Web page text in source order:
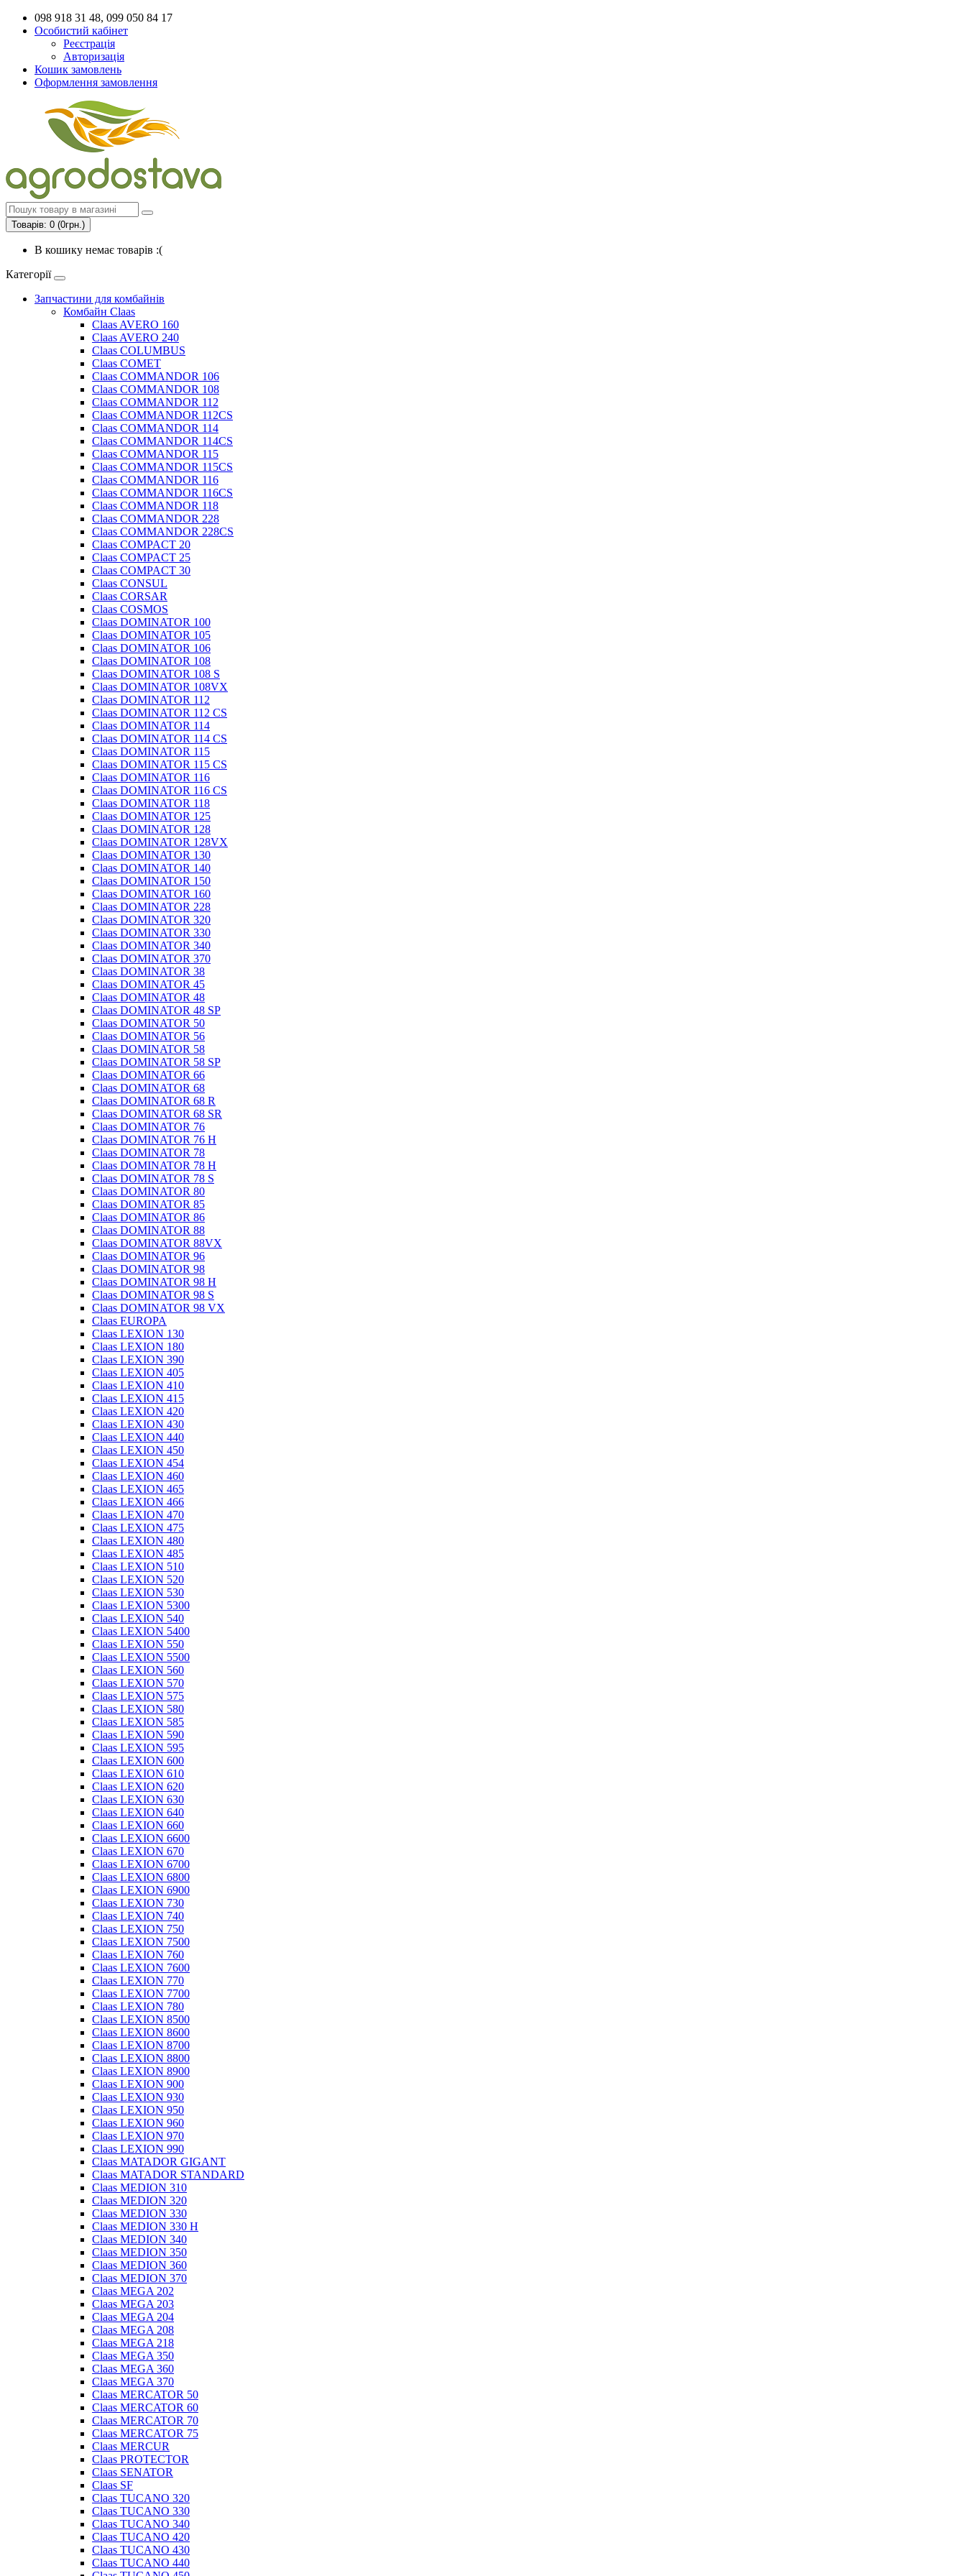
098 918 31 48, 099 050 84 17
Особистий кабінет
Реєстрація
Авторизація
Кошик замовлень
Оформлення замовлення
Товарів: 0 (0грн.)
В кошику немає товарів :(
Категорії
Запчастини для комбайнів
Комбайн Claas
Claas AVERO 160
Claas AVERO 240
Claas COLUMBUS
Claas COMET
Claas COMMANDOR 106
Claas COMMANDOR 108
Claas COMMANDOR 112
Claas COMMANDOR 112CS
Claas COMMANDOR 114
Claas COMMANDOR 114CS
Claas COMMANDOR 115
Claas COMMANDOR 115CS
Claas COMMANDOR 116
Claas COMMANDOR 116CS
Claas COMMANDOR 118
Claas COMMANDOR 228
Claas COMMANDOR 228CS
Claas COMPACT 20
Claas COMPACT 25
Claas COMPACT 30
Claas CONSUL
Claas CORSAR
Claas COSMOS
Claas DOMINATOR 100
Claas DOMINATOR 105
Claas DOMINATOR 106
Claas DOMINATOR 108
Claas DOMINATOR 108 S
Claas DOMINATOR 108VX
Claas DOMINATOR 112
Claas DOMINATOR 112 CS
Claas DOMINATOR 114
Claas DOMINATOR 114 CS
Claas DOMINATOR 115
Claas DOMINATOR 115 CS
Claas DOMINATOR 116
Claas DOMINATOR 116 CS
Claas DOMINATOR 118
Claas DOMINATOR 125
Claas DOMINATOR 128
Claas DOMINATOR 128VX
Claas DOMINATOR 130
Claas DOMINATOR 140
Claas DOMINATOR 150
Claas DOMINATOR 160
Claas DOMINATOR 228
Claas DOMINATOR 320
Claas DOMINATOR 330
Claas DOMINATOR 340
Claas DOMINATOR 370
Claas DOMINATOR 38
Claas DOMINATOR 45
Claas DOMINATOR 48
Claas DOMINATOR 48 SP
Claas DOMINATOR 50
Claas DOMINATOR 56
Claas DOMINATOR 58
Claas DOMINATOR 58 SP
Claas DOMINATOR 66
Claas DOMINATOR 68
Claas DOMINATOR 68 R
Claas DOMINATOR 68 SR
Claas DOMINATOR 76
Claas DOMINATOR 76 H
Claas DOMINATOR 78
Claas DOMINATOR 78 H
Claas DOMINATOR 78 S
Claas DOMINATOR 80
Claas DOMINATOR 85
Claas DOMINATOR 86
Claas DOMINATOR 88
Claas DOMINATOR 88VX
Claas DOMINATOR 96
Claas DOMINATOR 98
Claas DOMINATOR 98 H
Claas DOMINATOR 98 S
Claas DOMINATOR 98 VX
Claas EUROPA
Claas LEXION 130
Claas LEXION 180
Claas LEXION 390
Claas LEXION 405
Claas LEXION 410
Claas LEXION 415
Claas LEXION 420
Claas LEXION 430
Claas LEXION 440
Claas LEXION 450
Claas LEXION 454
Claas LEXION 460
Claas LEXION 465
Claas LEXION 466
Claas LEXION 470
Claas LEXION 475
Claas LEXION 480
Claas LEXION 485
Claas LEXION 510
Claas LEXION 520
Claas LEXION 530
Claas LEXION 5300
Claas LEXION 540
Claas LEXION 5400
Claas LEXION 550
Claas LEXION 5500
Claas LEXION 560
Claas LEXION 570
Claas LEXION 575
Claas LEXION 580
Claas LEXION 585
Claas LEXION 590
Claas LEXION 595
Claas LEXION 600
Claas LEXION 610
Claas LEXION 620
Claas LEXION 630
Claas LEXION 640
Claas LEXION 660
Claas LEXION 6600
Claas LEXION 670
Claas LEXION 6700
Claas LEXION 6800
Claas LEXION 6900
Claas LEXION 730
Claas LEXION 740
Claas LEXION 750
Claas LEXION 7500
Claas LEXION 760
Claas LEXION 7600
Claas LEXION 770
Claas LEXION 7700
Claas LEXION 780
Claas LEXION 8500
Claas LEXION 8600
Claas LEXION 8700
Claas LEXION 8800
Claas LEXION 8900
Claas LEXION 900
Claas LEXION 930
Claas LEXION 950
Claas LEXION 960
Claas LEXION 970
Claas LEXION 990
Claas MATADOR GIGANT
Claas MATADOR STANDARD
Claas MEDION 310
Claas MEDION 320
Claas MEDION 330
Claas MEDION 330 H
Claas MEDION 340
Claas MEDION 350
Claas MEDION 360
Claas MEDION 370
Claas MEGA 202
Claas MEGA 203
Claas MEGA 204
Claas MEGA 208
Claas MEGA 218
Claas MEGA 350
Claas MEGA 360
Claas MEGA 370
Claas MERCATOR 50
Claas MERCATOR 60
Claas MERCATOR 70
Claas MERCATOR 75
Claas MERCUR
Claas PROTECTOR
Claas SENATOR
Claas SF
Claas TUCANO 320
Claas TUCANO 330
Claas TUCANO 340
Claas TUCANO 420
Claas TUCANO 430
Claas TUCANO 440